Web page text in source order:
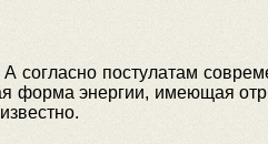
согласно постулатам
форма энергии, имеющая